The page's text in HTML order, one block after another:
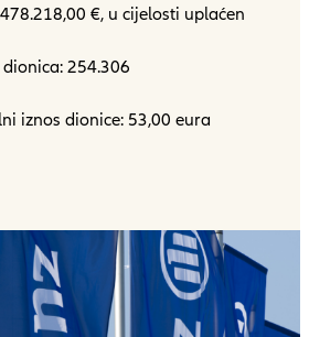
€, u cijelosti
dionica:
iznos dionice: 53,00 eura